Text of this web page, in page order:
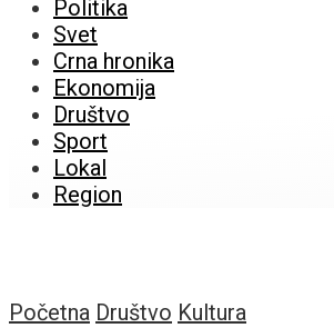
Politika
Svet
Crna hronika
Ekonomija
Društvo
Sport
Lokal
Region
Početna Društvo Kultura